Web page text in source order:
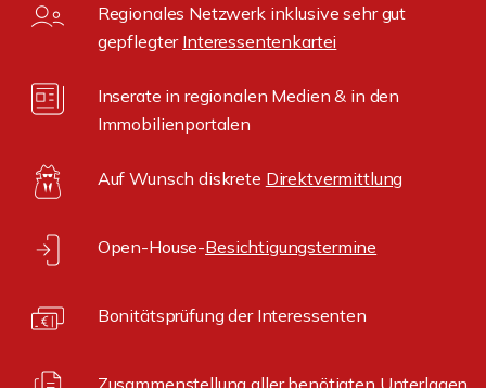
Regionales Netzwerk inklusive sehr gut
gepflegter Interessentenkartei
Inserate in regionalen Medien & in den
Immobilienportalen
Auf Wunsch diskrete Direktvermittlung
Open-House-Besichtigungstermine
Bonitätsprüfung der Interessenten
Zusammenstellung aller benötigten Unterlagen